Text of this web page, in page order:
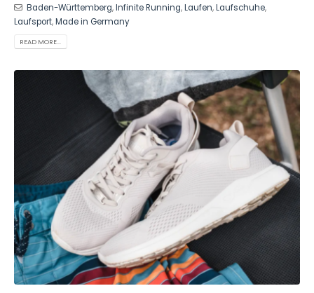
Baden-Württemberg,Infinite Running,Laufen,Laufschuhe,
Laufsport,Made in Germany
READ MORE...